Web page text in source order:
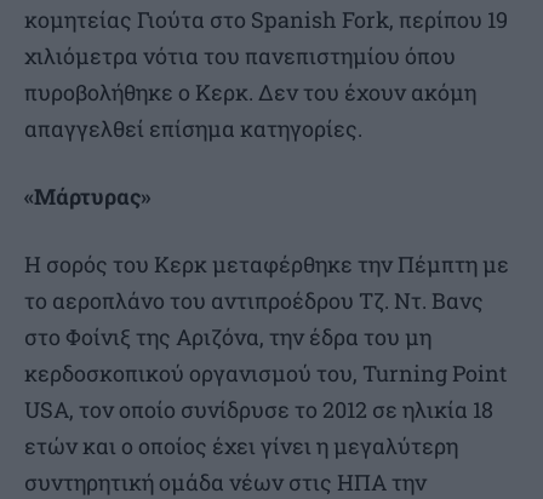
κομητείας Γιούτα στο Spanish Fork, περίπου 19
χιλιόμετρα νότια του πανεπιστημίου όπου
πυροβολήθηκε ο Κερκ. Δεν του έχουν ακόμη
απαγγελθεί επίσημα κατηγορίες.
«Μάρτυρας»
Η σορός του Κερκ μεταφέρθηκε την Πέμπτη με
το αεροπλάνο του αντιπροέδρου Τζ. Ντ. Βανς
στο Φοίνιξ της Αριζόνα, την έδρα του μη
κερδοσκοπικού οργανισμού του, Turning Point
USA, τον οποίο συνίδρυσε το 2012 σε ηλικία 18
ετών και ο οποίος έχει γίνει η μεγαλύτερη
συντηρητική ομάδα νέων στις ΗΠΑ την